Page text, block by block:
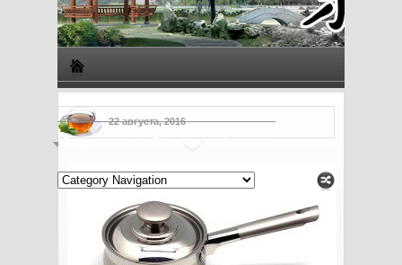
Рецепты с чаем Полезные свойства чая
22 августа, 2016